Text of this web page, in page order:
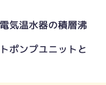
気温水器の積層沸
ポンプユニットと